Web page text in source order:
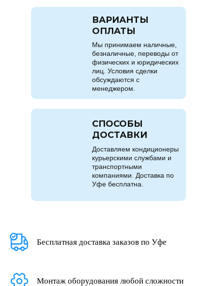
Мы принимаем наличные,
безналичные, переводы от
физических и юридических
лиц. Условия сделки
обсуждаются с
менеджером.
ВАРИАНТЫ
ОПЛАТЫ
Доставляем кондиционеры
курьерскими службами и
транспортными
компаниями. Доставка по
Уфе бесплатна.
СПОСОБЫ
ДОСТАВКИ
Бесплатная доставка заказов по Уфе
Монтаж оборудования любой сложности